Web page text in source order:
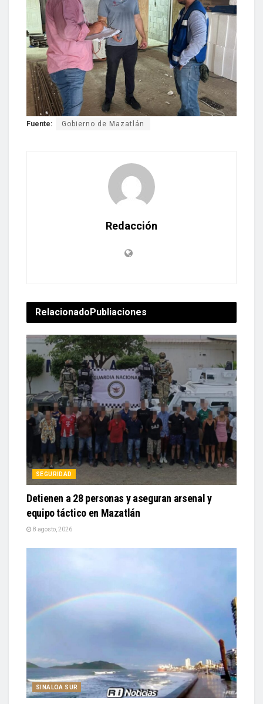
Fuente: Gobierno de Mazatlán
Redacción
RelacionadoPubliaciones
SEGURIDAD
Detienen a 28 personas y aseguran arsenal y
equipo táctico en Mazatlán
8 agosto, 2026
SINALOA SUR